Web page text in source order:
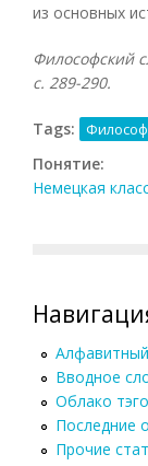
из основных
Философский
с. 289-290.
Tags:
Понятие:
Немецкая
Вводное
Облако
Последние
Прочие